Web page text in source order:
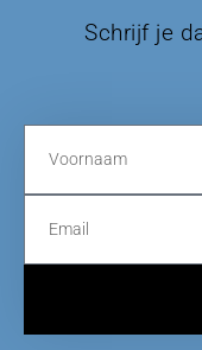
Schrijf je